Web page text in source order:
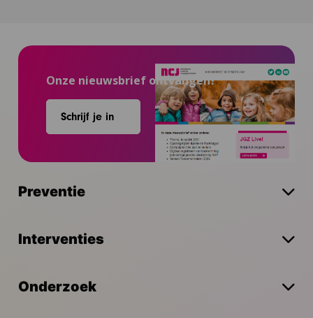
Onze nieuwsbrief ontvangen?
Schrijf je in
Preventie
Interventies
Onderzoek